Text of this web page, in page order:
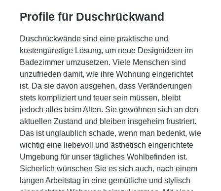
klarem Wasser.
Profile für Duschrückwand
Duschrückwände sind eine praktische und
kostengünstige Lösung, um neue Designideen im
Badezimmer umzusetzen. Viele Menschen sind
unzufrieden damit, wie ihre Wohnung eingerichtet
ist. Da sie davon ausgehen, dass Veränderungen
stets kompliziert und teuer sein müssen, bleibt
jedoch alles beim Alten. Sie gewöhnen sich an den
aktuellen Zustand und bleiben insgeheim frustriert.
Das ist unglaublich schade, wenn man bedenkt, wie
wichtig eine liebevoll und ästhetisch eingerichtete
Umgebung für unser tägliches Wohlbefinden ist.
Sicherlich wünschen Sie es sich auch, nach einem
langen Arbeitstag in eine gemütliche und stylisch